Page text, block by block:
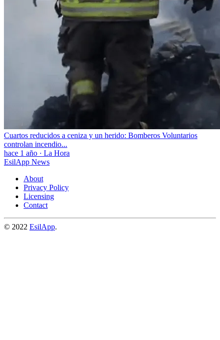
Cuartos reducidos a ceniza y un herido: Bomberos Voluntarios
controlan incendio...
hace 1 año · La Hora
EsilApp News
About
Privacy Policy
Licensing
Contact
© 2022 EsilApp.